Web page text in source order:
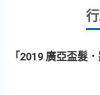
「2019 廣亞盃髮